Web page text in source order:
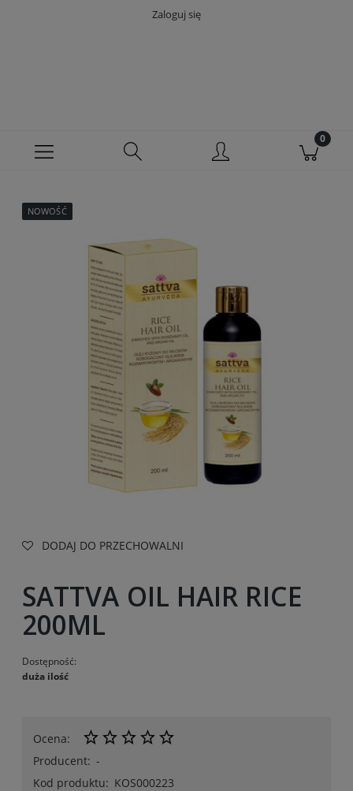
Zaloguj się
NOWOŚĆ
DODAJ DO PRZECHOWALNI
SATTVA OIL HAIR RICE
200ML
Dostępność:
duża ilość
Ocena:
Producent: -
Kod produktu: KOS000223